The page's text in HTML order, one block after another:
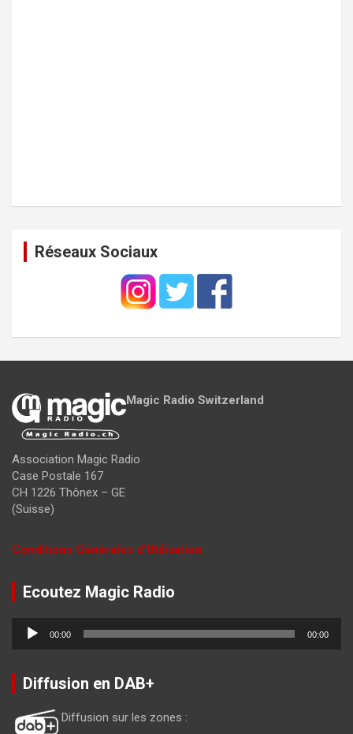
Réseaux Sociaux
Magic Radio Switzerland
Association Magic Radio
Case Postale 167
CH 1226 Thônex – GE
(Suisse)
Conditions Générales d’Utilisation
Ecoutez Magic Radio
Lecteur
audio
00:00 00:00
Diffusion en DAB+
Diffusion sur les zones :